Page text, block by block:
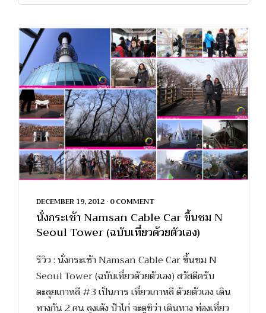
DECEMBER 19, 2012 • 0 COMMENT
นั่งกระเช้า Namsan Cable Car ขึ้นชม N
Seoul Tower (ฉบับเที่ยวด้วยตัวเอง)
รีวิว : นั่งกระเช้า Namsan Cable Car ขึ้นชม N
Seoul Tower (ฉบับเที่ยวด้วยตัวเอง) สวัสดีครับ
ตะลุยเกาหลี #3 เป็นการ เที่ยวเกาหลี ด้วยตัวเอง เดิน
ทางกัน 2 คน ลุงเด้ง ป้าไก่ จะดูซิว่า เดินทาง ท่องเที่ยว